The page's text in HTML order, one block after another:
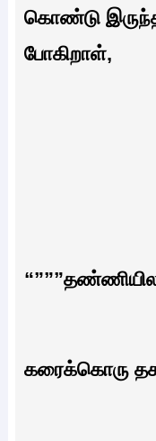
கொண்டு
போகிறாள்,
கரைக்கொரு